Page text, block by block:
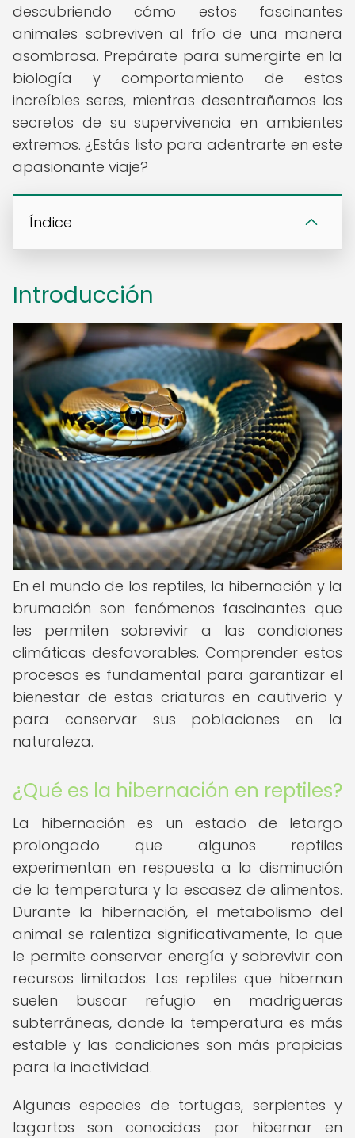
descubriendo cómo estos fascinantes
animales sobreviven al frío de una manera
asombrosa. Prepárate para sumergirte en la
biología y comportamiento de estos
increíbles seres, mientras desentrañamos los
secretos de su supervivencia en ambientes
extremos. ¿Estás listo para adentrarte en este
apasionante viaje?
Índice
Introducción
En el mundo de los reptiles, la hibernación y la
brumación son fenómenos fascinantes que
les permiten sobrevivir a las condiciones
climáticas desfavorables. Comprender estos
procesos es fundamental para garantizar el
bienestar de estas criaturas en cautiverio y
para conservar sus poblaciones en la
naturaleza.
¿Qué es la hibernación en reptiles?
La hibernación es un estado de letargo
prolongado que algunos reptiles
experimentan en respuesta a la disminución
de la temperatura y la escasez de alimentos.
Durante la hibernación, el metabolismo del
animal se ralentiza significativamente, lo que
le permite conservar energía y sobrevivir con
recursos limitados. Los reptiles que hibernan
suelen buscar refugio en madrigueras
subterráneas, donde la temperatura es más
estable y las condiciones son más propicias
para la inactividad.
Algunas especies de tortugas, serpientes y
lagartos son conocidas por hibernar en